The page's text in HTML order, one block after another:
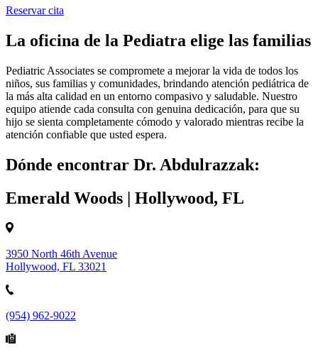
Reservar cita
La oficina de la Pediatra elige las familias
Pediatric Associates se compromete a mejorar la vida de todos los
niños, sus familias y comunidades, brindando atención pediátrica de
la más alta calidad en un entorno compasivo y saludable. Nuestro
equipo atiende cada consulta con genuina dedicación, para que su
hijo se sienta completamente cómodo y valorado mientras recibe la
atención confiable que usted espera.
Dónde encontrar Dr. Abdulrazzak:
Emerald Woods | Hollywood, FL
3950 North 46th Avenue
Hollywood, FL 33021
(954) 962-9022